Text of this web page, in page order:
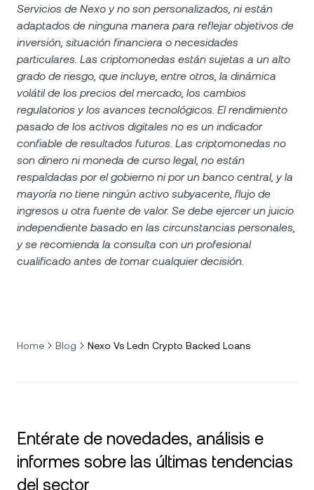
Servicios de Nexo y no son personalizados, ni están
adaptados de ninguna manera para reflejar objetivos de
inversión, situación financiera o necesidades
particulares. Las criptomonedas están sujetas a un alto
grado de riesgo, que incluye, entre otros, la dinámica
volátil de los precios del mercado, los cambios
regulatorios y los avances tecnológicos. El rendimiento
pasado de los activos digitales no es un indicador
confiable de resultados futuros. Las criptomonedas no
son dinero ni moneda de curso legal, no están
respaldadas por el gobierno ni por un banco central, y la
mayoría no tiene ningún activo subyacente, flujo de
ingresos u otra fuente de valor. Se debe ejercer un juicio
independiente basado en las circunstancias personales,
y se recomienda la consulta con un profesional
cualificado antes de tomar cualquier decisión.
Home Blog Nexo Vs Ledn Crypto Backed Loans
Entérate de novedades, análisis e
informes sobre las últimas tendencias
del sector